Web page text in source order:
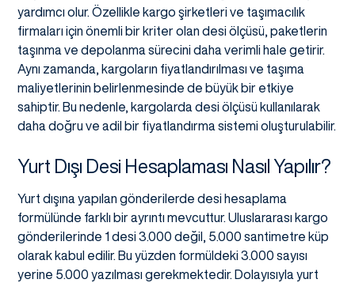
yardımcı olur. Özellikle kargo şirketleri ve taşımacılık
firmaları için önemli bir kriter olan desi ölçüsü, paketlerin
taşınma ve depolanma sürecini daha verimli hale getirir.
Aynı zamanda, kargoların fiyatlandırılması ve taşıma
maliyetlerinin belirlenmesinde de büyük bir etkiye
sahiptir. Bu nedenle, kargolarda desi ölçüsü kullanılarak
daha doğru ve adil bir fiyatlandırma sistemi oluşturulabilir.
Yurt Dışı Desi Hesaplaması Nasıl Yapılır?
Yurt dışına yapılan gönderilerde desi hesaplama
formülünde farklı bir ayrıntı mevcuttur. Uluslararası kargo
gönderilerinde 1 desi 3.000 değil, 5.000 santimetre küp
olarak kabul edilir. Bu yüzden formüldeki 3.000 sayısı
yerine 5.000 yazılması gerekmektedir. Dolayısıyla yurt